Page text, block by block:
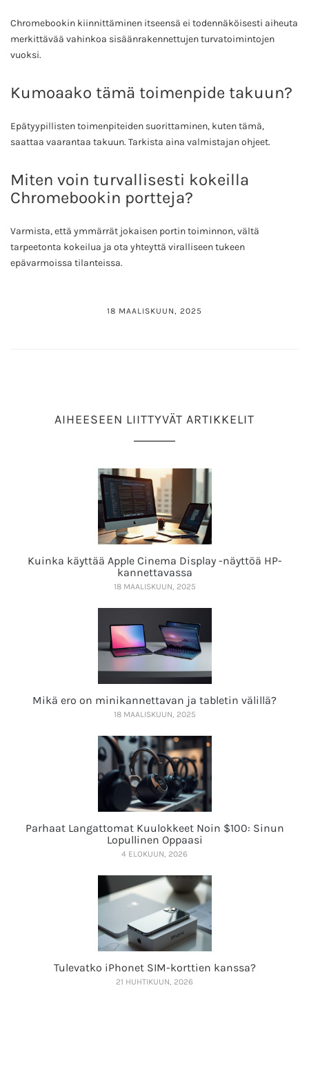
Chromebookin kiinnittäminen itseensä ei todennäköisesti aiheuta
merkittävää vahinkoa sisäänrakennettujen turvatoimintojen
vuoksi.
Kumoaako tämä toimenpide takuun?
Epätyypillisten toimenpiteiden suorittaminen, kuten tämä,
saattaa vaarantaa takuun. Tarkista aina valmistajan ohjeet.
Miten voin turvallisesti kokeilla
Chromebookin portteja?
Varmista, että ymmärrät jokaisen portin toiminnon, vältä
tarpeetonta kokeilua ja ota yhteyttä viralliseen tukeen
epävarmoissa tilanteissa.
18 MAALISKUUN, 2025
AIHEESEEN LIITTYVÄT ARTIKKELIT
Kuinka käyttää Apple Cinema Display -näyttöä HP-
kannettavassa
18 MAALISKUUN, 2025
Mikä ero on minikannettavan ja tabletin välillä?
18 MAALISKUUN, 2025
Parhaat Langattomat Kuulokkeet Noin $100: Sinun
Lopullinen Oppaasi
4 ELOKUUN, 2026
Tulevatko iPhonet SIM-korttien kanssa?
21 HUHTIKUUN, 2026